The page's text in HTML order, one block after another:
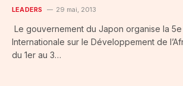
LEADERS 29 mai, 2013
Le gouvernement du Japon organise la
Internationale sur le Développement de
du 1er au 3…